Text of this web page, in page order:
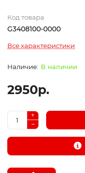
Код товара
G3408100-0000
Все характеристики
В наличии
2950р.